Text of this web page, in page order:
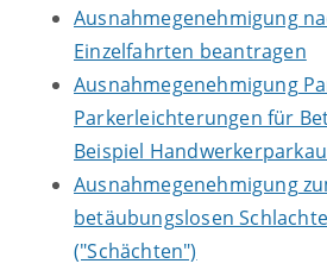
Ausnahmegenehmigung
Einzelfahrten beantragen
Ausnahmegenehmigung
Parkerleichterungen für
Beispiel
Ausnahmegenehmigung
betäubungslosen
("Schächten")